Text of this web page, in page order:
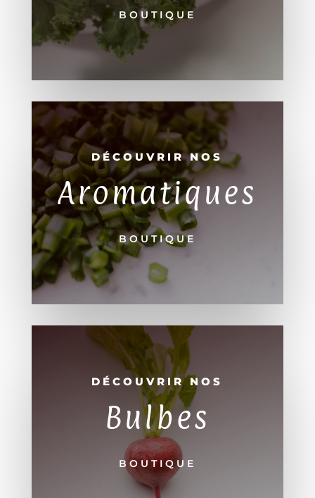
BOUTIQUE
DÉCOUVRIR NOS
Aromatiques
BOUTIQUE
DÉCOUVRIR NOS
Bulbes
BOUTIQUE